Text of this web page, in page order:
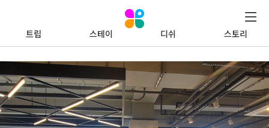
트립 스테이 디쉬 스토리